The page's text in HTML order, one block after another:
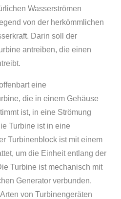
Wasserströmen
von der herkömmlichen
Darin soll der
antreiben, die einen
eine
die in einem Gehäuse
ist, in eine Strömung
Turbine ist in eine
Turbinenblock ist mit einem
um die Einheit entlang der
Turbine ist mechanisch mit
Generator verbunden.
von Turbinengeräten